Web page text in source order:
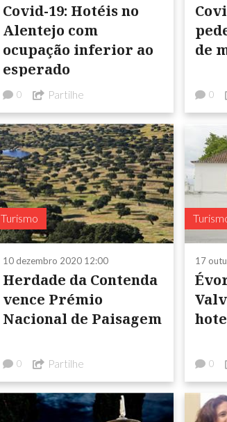
Covid-19: Hotéis no
Alentejo com
ocupação inferior ao
esperado
0 Partilhe
de
0
Turismo
10 dezembro 2020 12:00
Herdade da Contenda
vence Prémio
Nacional de Paisagem
0 Partilhe
17
0